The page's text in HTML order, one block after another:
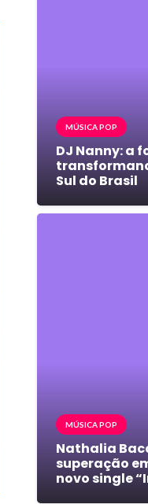
MÚSICA POP
DJ Nanny: a
Sul do Brasil
MÚSICA POP
Nathalia
superação
novo single